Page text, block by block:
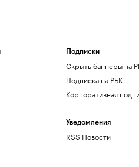
Подписки
Скрыть баннеры на
Подписка на РБК
Корпоративная
Уведомления
RSS Новости